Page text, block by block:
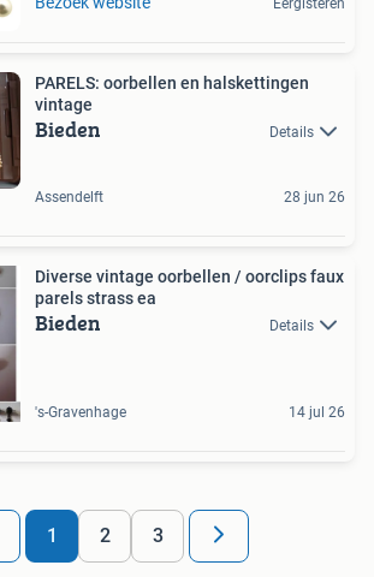
PARELS: oorbellen en halskettingen
vintage
Bieden Details
Assendelft 28 jun 26
Diverse vintage oorbellen / oorclips faux
parels strass ea
Bieden Details
's-Gravenhage 14 jul 26
1 2 3